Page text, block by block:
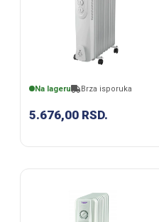
Na lageru Brza isporuka
5.676,00 RSD.